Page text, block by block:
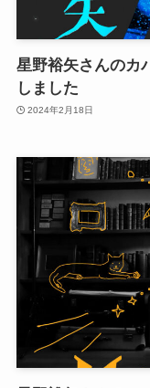
星野裕矢さんのカ
しました
2024年2月18日